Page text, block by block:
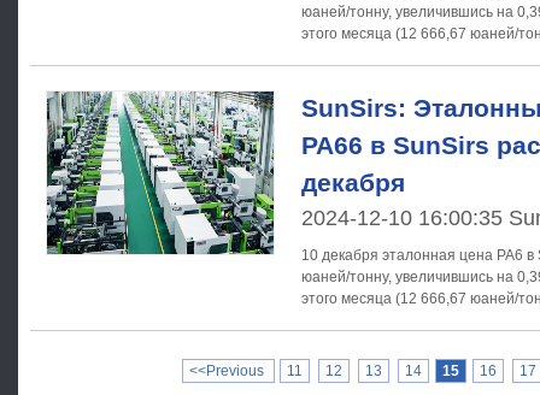
юаней/тонну, увеличившись на
SunSirs:
PA66 в SunSirs
декабря
2024-12-10 16:00:35
10 декабря эталонная цена PA6
юаней/тонну, увеличившись на
<<Previous 11 12 13 14 15 16 17